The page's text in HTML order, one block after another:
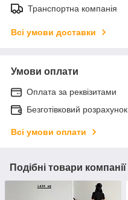
Транспортна компанія
Всі умови доставки
Умови оплати
Оплата за реквізитами
Безготівковий розрахунок
Всі умови оплати
Подібні товари компанії